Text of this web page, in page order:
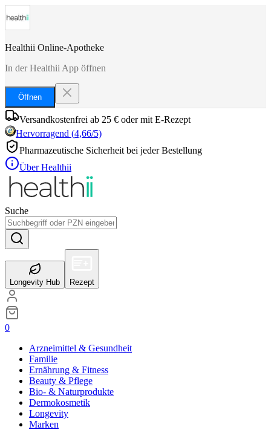
Healthii Online-Apotheke
In der Healthii App öffnen
Öffnen
Versandkostenfrei ab 25 € oder mit E-Rezept
Hervorragend (4,66/5)
Pharmazeutische Sicherheit bei jeder Bestellung
Über Healthii
Suche
Longevity Hub Rezept
0
Arzneimittel & Gesundheit
Familie
Ernährung & Fitness
Beauty & Pflege
Bio- & Naturprodukte
Dermokosmetik
Longevity
Marken